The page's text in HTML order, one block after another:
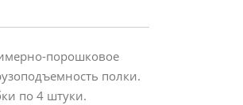
порошковое
полки.
по 4 штуки.